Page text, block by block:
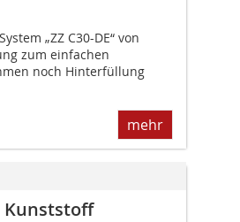
„ZZ C30-DE“ von
zum einfachen
noch Hinterfüllung
mehr
Kunststoff